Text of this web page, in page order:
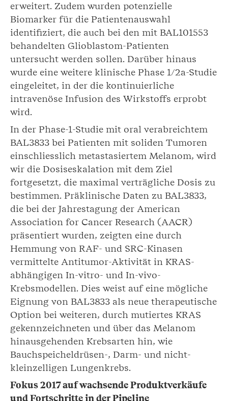
erweitert. Zudem wurden potenzielle
Biomarker für die Patientenauswahl
identifiziert, die auch bei den mit BAL101553
behandelten Glioblastom-Patienten
untersucht werden sollen. Darüber hinaus
wurde eine weitere klinische Phase 1/2a-Studie
eingeleitet, in der die kontinuierliche
intravenöse Infusion des Wirkstoffs erprobt
wird.
In der Phase-1-Studie mit oral verabreichtem
BAL3833 bei Patienten mit soliden Tumoren
einschliesslich metastasiertem Melanom, wird
wir die Dosiseskalation mit dem Ziel
fortgesetzt, die maximal verträgliche Dosis zu
bestimmen. Präklinische Daten zu BAL3833,
die bei der Jahrestagung der American
Association for Cancer Research (AACR)
präsentiert wurden, zeigten eine durch
Hemmung von RAF- und SRC-Kinasen
vermittelte Antitumor-Aktivität in KRAS-
abhängigen In-vitro- und In-vivo-
Krebsmodellen. Dies weist auf eine mögliche
Eignung von BAL3833 als neue therapeutische
Option bei weiteren, durch mutiertes KRAS
gekennzeichneten und über das Melanom
hinausgehenden Krebsarten hin, wie
Bauchspeicheldrüsen-, Darm- und nicht-
kleinzelligen Lungenkrebs.
Fokus 2017 auf wachsende Produktverkäufe
und Fortschritte in der Pipeline